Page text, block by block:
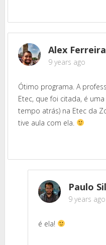
Alex Ferreira
9 years ago
Ótimo programa. A
Etec, que foi citada, é
tempo atrás) na Etec da
tive aula com ela.
Paulo
9 years ago
é ela!